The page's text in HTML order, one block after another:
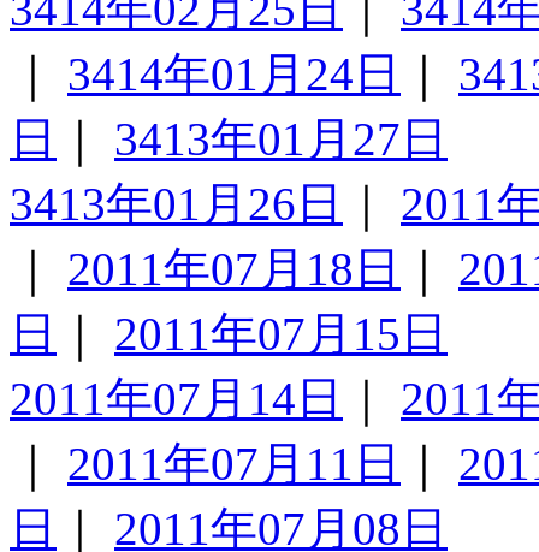
3414年01月24日
日
3413年01月27日
3413年01月26日
2011
2011年07月18日
日
2011年07月15日
2011年07月14日
2011
2011年07月11日
日
2011年07月08日